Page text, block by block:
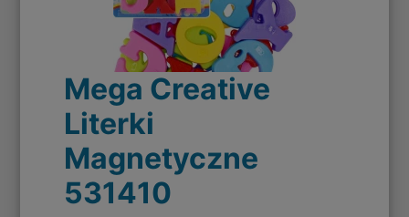
Mega Creative
Literki
Magnetyczne
531410